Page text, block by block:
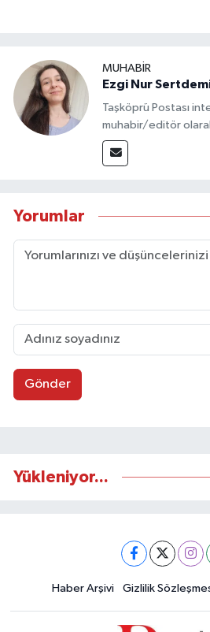
MUHABİR
Ezgi Nur
Taşköprü Postası
muhabir/editör
Yorumlar
Gönder
Yükleniyor...
Haber Arşivi Gizlilik